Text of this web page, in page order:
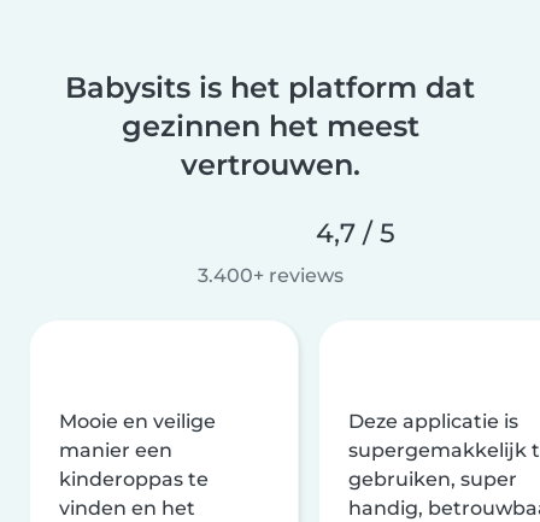
Babysits is het platform dat
gezinnen het meest
vertrouwen.
4,7 / 5
3.400+ reviews
Mooie en veilige
manier een
kinderoppas te
vinden en het
Deze applicatie is
supergemakkelijk
gebruiken, super
handig,